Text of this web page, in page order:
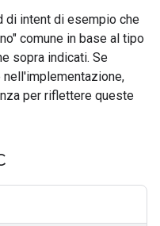
di intent di esempio che
comune in base al tipo
sopra indicati. Se
per riflettere queste